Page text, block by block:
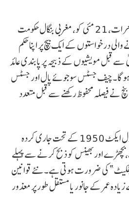
کولکتہ: کلکتہ ہائی کورٹ نے جمعرات، 21 مئی کو، مغربی بنگال حکومت
درخواستوں کے ایک بیچ پر اپنا حکم
سے قبل مویشیوں کے ذبیحہ پر پابندی عائد
تہوار 28 مئی کو ہو گا۔چیف جسٹس سوجوئے پال اور جسٹس
نے فیصلہ محفوظ رکھنے سے قبل متعدد
ویسٹ بنگال اینیمل سلاٹر کنٹرول ایکٹ 1950 کے تحت جاری کردہ
بچھڑے اور بھینس کو ذبح کرنے سے پہلے
کی ضرورت ہوتی ہے۔ نئے قوانین
سال سے زیادہ عمر کے جانور یا مستقل طور پر معذور